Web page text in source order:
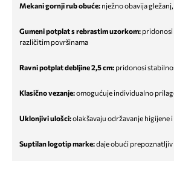
Mekani gornji rub obuće: nježno obavija
Gumeni potplat s rebrastim uzorkom: pridonosi
različitim površinama
Ravni potplat debljine 2,5 cm: pridonosi
Klasično vezanje:omogućuje individualno
Uklonjivi ulošci:olakšavaju održavanje higijene
Suptilan logotip marke:daje obući